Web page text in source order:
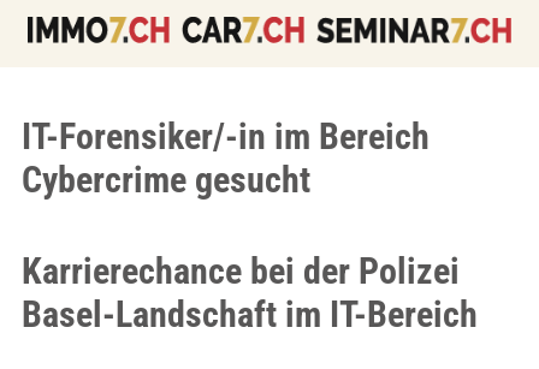
IT-Forensiker/-in im Bereich
Cybercrime gesucht
Karrierechance bei der Polizei
Basel-Landschaft im IT-Bereich